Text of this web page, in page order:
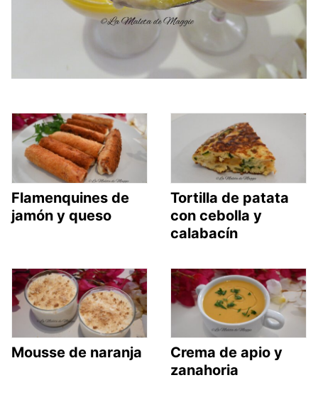
Flamenquines de
jamón y queso
Tortilla de patata
con cebolla y
calabacín
Mousse de naranja
Crema de apio y
zanahoria